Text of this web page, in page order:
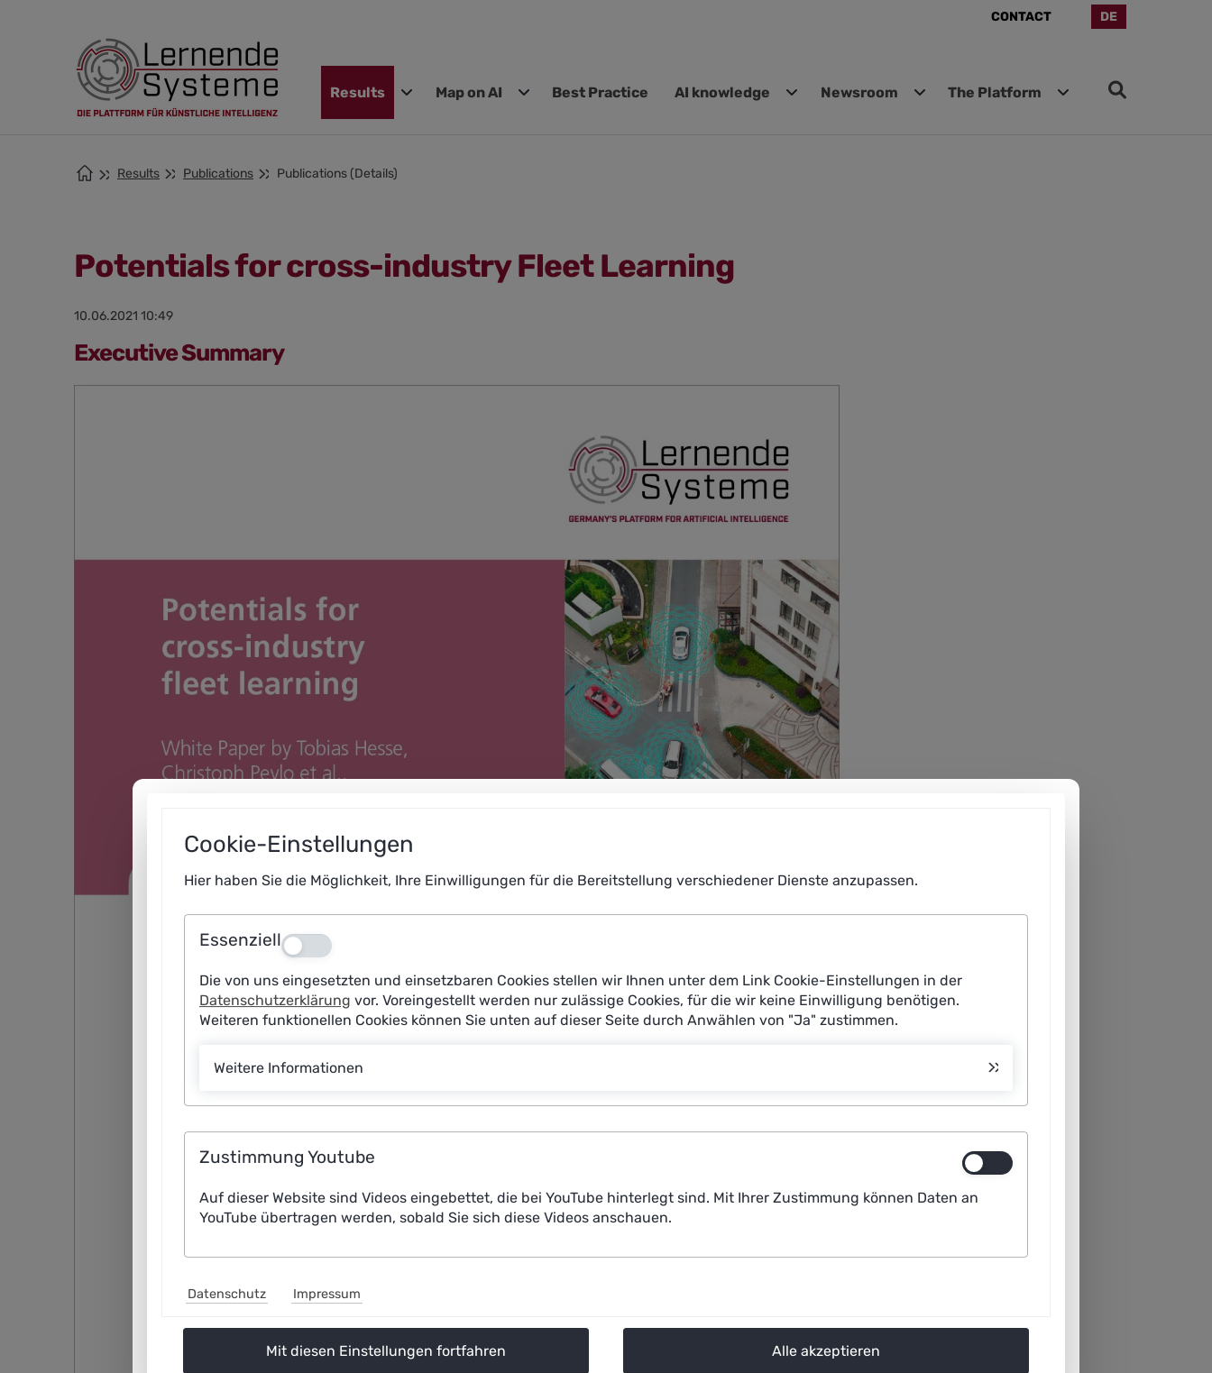
navigation
CONTACT DE
Skip
Results Map on AI Best Practice AI knowledge Newsroom The Platform
Results Publications Publications (Details)
Potentials for cross-industry Fleet Learning
10.06.2021 10:49
Executive Summary
Cookie-Einstellungen
Hier haben Sie die Möglichkeit, Ihre Einwilligungen für die Bereitstellung verschiedener Dienste anzupassen.
Essenziell Aus
Die von uns eingesetzten und einsetzbaren Cookies stellen wir Ihnen unter dem Link Cookie-Einstellungen in der
Datenschutzerklärung vor. Voreingestellt werden nur zulässige Cookies, für die wir keine Einwilligung benötigen.
Weiteren funktionellen Cookies können Sie unten auf dieser Seite durch Anwählen von "Ja" zustimmen.
Weitere Informationen
Zustimmung Youtube
Auf dieser Website sind Videos eingebettet, die bei YouTube hinterlegt sind. Mit Ihrer Zustimmung können Daten an
YouTube übertragen werden, sobald Sie sich diese Videos anschauen.
Datenschutz Impressum
Mit diesen Einstellungen fortfahren Alle akzeptieren